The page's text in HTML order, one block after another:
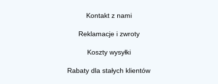
Kontakt z nami
Reklamacje i zwroty
Koszty wysyłki
Rabaty dla stałych klientów